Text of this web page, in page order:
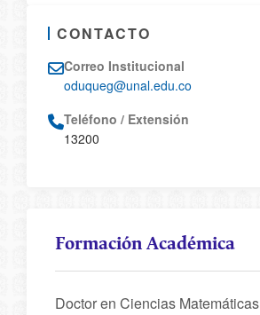
CONTACTO
Correo Institucional
oduqueg@unal.edu.co
Teléfono / Extensión
13200
Formación Académica
Doctor en Ciencias Matemáticas